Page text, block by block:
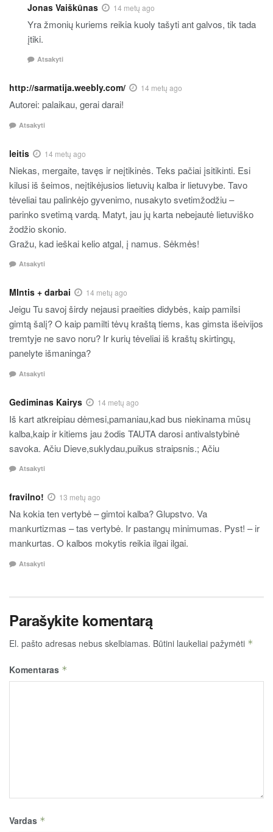
Jonas Vaiškūnas 14 metų ago
Yra žmonių kuriems reikia kuoly tašyti ant galvos, tik tada
įtiki.
Atsakyti
http://sarmatija.weebly.com/ 14 metų ago
Autorei: palaikau, gerai darai!
Atsakyti
leitis 14 metų ago
Niekas, mergaite, tavęs ir neįtikinės. Teks pačiai įsitikinti. Esi
kilusi iš šeimos, neįtikėjusios lietuvių kalba ir lietuvybe. Tavo
tėveliai tau palinkėjo gyvenimo, nusakyto svetimžodžiu –
parinko svetimą vardą. Matyt, jau jų karta nebejautė lietuviško
žodžio skonio.
Gražu, kad ieškai kelio atgal, į namus. Sėkmės!
Atsakyti
MIntis + darbai 14 metų ago
Jeigu Tu savoj širdy nejausi praeities didybės, kaip pamilsi
gimtą šalį? O kaip pamilti tėvų kraštą tiems, kas gimsta išeivijos
tremtyje ne savo noru? Ir kurių tėveliai iš kraštų skirtingų,
panelyte išmaninga?
Atsakyti
Gediminas Kairys 14 metų ago
Iš kart atkreipiau dėmesi,pamaniau,kad bus niekinama mūsų
kalba,kaip ir kitiems jau žodis TAUTA darosi antivalstybinė
savoka. Ačiu Dieve,suklydau,puikus straipsnis.; Ačiu
Atsakyti
fravilno! 13 metų ago
Na kokia ten vertybė – gimtoi kalba? Glupstvo. Va
mankurtizmas – tas vertybė. Ir pastangų minimumas. Pyst! – ir
mankurtas. O kalbos mokytis reikia ilgai ilgai.
Atsakyti
Parašykite komentarą
El. pašto adresas nebus skelbiamas. Būtini laukeliai pažymėti *
Komentaras *
Vardas *